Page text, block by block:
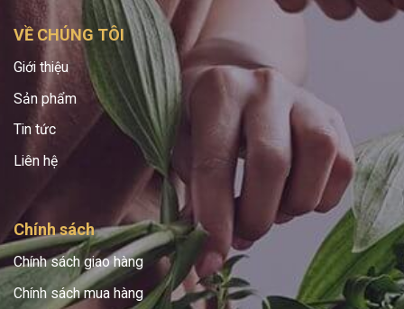
VỀ CHÚNG TÔI
Giới thiệu
Sản phẩm
Tin tức
Liên hệ
Chính sách
Chính sách giao hàng
Chính sách mua hàng